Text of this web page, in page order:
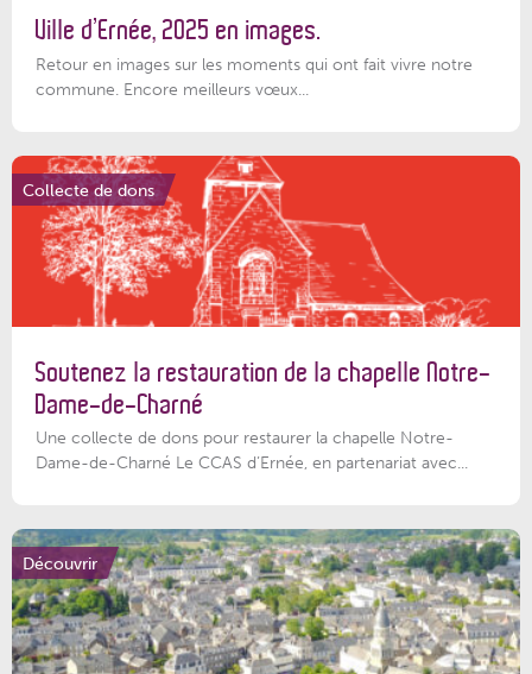
Ville d’Ernée, 2025 en images.
Retour en images sur les moments qui ont fait vivre notre
commune. Encore meilleurs vœux...
Collecte de dons
Soutenez la restauration de la chapelle Notre-
Dame-de-Charné
Une collecte de dons pour restaurer la chapelle Notre-
Dame-de-Charné Le CCAS d’Ernée, en partenariat avec...
Découvrir